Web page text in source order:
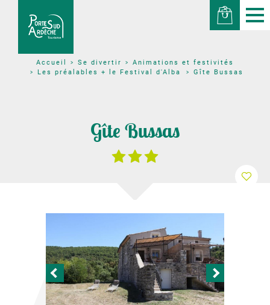
Accueil Se divertir
Animations et festivités
Les préalables + le Festival d'Alba
Gîte Bussas
Gîte Bussas